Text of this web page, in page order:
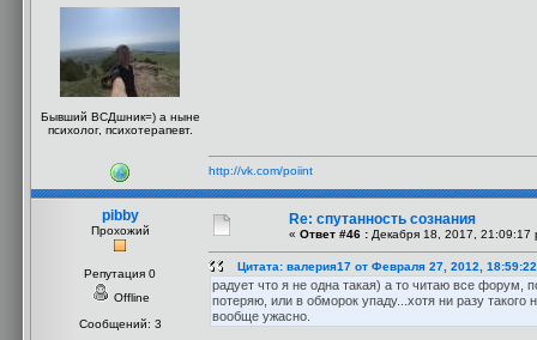
Бывший ВСДшник=) а ныне
психолог, психотерапевт.
http://vk.com/poiint
pibby
Прохожий
Репутация 0
Offline
Сообщений: 3
Re: спутанность сознания
« Ответ #46 : Декабря 18, 2017, 21:09:17
Цитата: валерия17 от Февраля 27, 2012,
радует что я не одна такая) а то читаю все форум,
потеряю, или в обморок упаду...хотя ни разу
вообще ужасно.